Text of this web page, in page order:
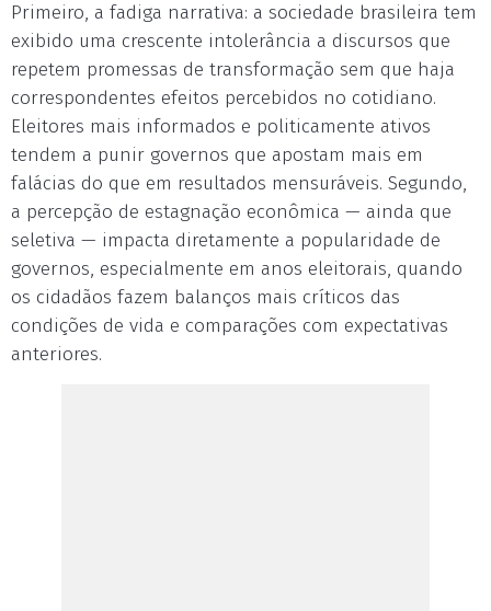
Primeiro, a fadiga narrativa: a sociedade brasileira tem
exibido uma crescente intolerância a discursos que
repetem promessas de transformação sem que haja
correspondentes efeitos percebidos no cotidiano.
Eleitores mais informados e politicamente ativos
tendem a punir governos que apostam mais em
falácias do que em resultados mensuráveis. Segundo,
a percepção de estagnação econômica — ainda que
seletiva — impacta diretamente a popularidade de
governos, especialmente em anos eleitorais, quando
os cidadãos fazem balanços mais críticos das
condições de vida e comparações com expectativas
anteriores.